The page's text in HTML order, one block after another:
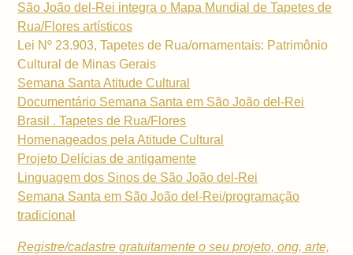
São João del-Rei integra o Mapa Mundial de Tapetes de
Rua/Flores artísticos
Lei Nº 23.903, Tapetes de Rua/ornamentais: Patrimônio
Cultural de Minas Gerais
Semana Santa Atitude Cultural
Documentário Semana Santa em São João del-Rei
Brasil . Tapetes de Rua/Flores
Homenageados pela Atitude Cultural
Projeto Delícias de antigamente
Linguagem dos Sinos de São João del-Rei
Semana Santa em São João del-Rei/programação
tradicional
Registre/cadastre gratuitamente o seu projeto, ong, arte,